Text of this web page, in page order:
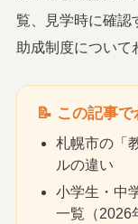
覧、見学時に確認
助成制度について
📝 この記事で
札幌市の「
ルの違い
小学生・中
一覧（2026